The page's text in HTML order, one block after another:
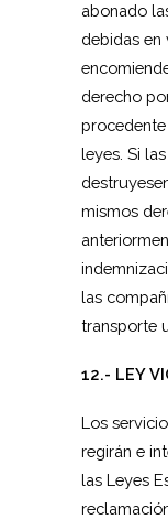
abonado
debidas
derecho
leyes. Si
mismos
las
transporte
12.- LEY
Los
regirán e
las Leyes